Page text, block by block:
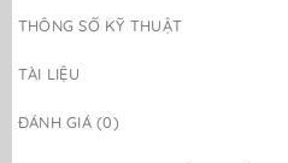
THÔNG SỐ KỸ THUẬT
TÀI LIỆU
ĐÁNH GIÁ (0)